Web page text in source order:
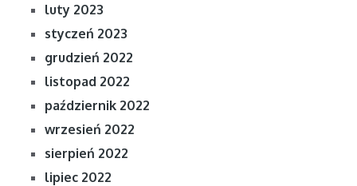
luty 2023
styczeń 2023
grudzień 2022
listopad 2022
październik 2022
wrzesień 2022
sierpień 2022
lipiec 2022